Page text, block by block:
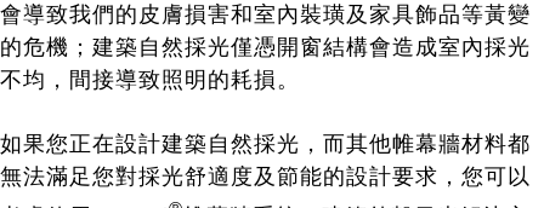
會導致我們的皮膚損害和室內裝璜及家具飾品等黃變
的危機；建築自然採光僅憑開窗結構會造成室內採光
不均，間接導致照明的耗損。
如果您正在設計建築自然採光，而其他帷幕牆材料都
無法滿足您對採光舒適度及節能的設計要求，您可以